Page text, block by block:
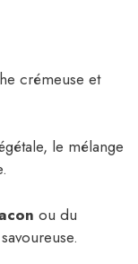
crémeuse et
le mélange
ou du